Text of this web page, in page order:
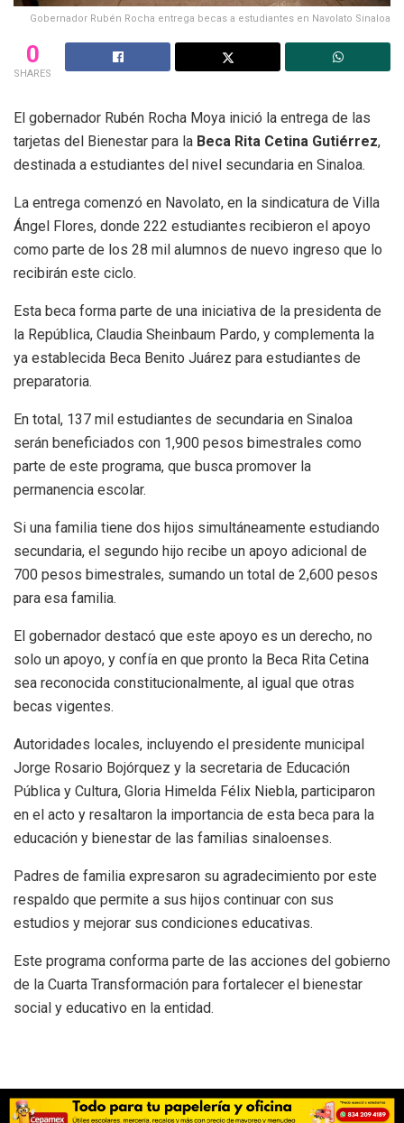
Gobernador Rubén Rocha entrega becas a estudiantes en Navolato Sinaloa
0
SHARES
El gobernador Rubén Rocha Moya inició la entrega de las
tarjetas del Bienestar para la Beca Rita Cetina Gutiérrez,
destinada a estudiantes del nivel secundaria en Sinaloa.
La entrega comenzó en Navolato, en la sindicatura de Villa
Ángel Flores, donde 222 estudiantes recibieron el apoyo
como parte de los 28 mil alumnos de nuevo ingreso que lo
recibirán este ciclo.
Esta beca forma parte de una iniciativa de la presidenta de
la República, Claudia Sheinbaum Pardo, y complementa la
ya establecida Beca Benito Juárez para estudiantes de
preparatoria.
En total, 137 mil estudiantes de secundaria en Sinaloa
serán beneficiados con 1,900 pesos bimestrales como
parte de este programa, que busca promover la
permanencia escolar.
Si una familia tiene dos hijos simultáneamente estudiando
secundaria, el segundo hijo recibe un apoyo adicional de
700 pesos bimestrales, sumando un total de 2,600 pesos
para esa familia.
El gobernador destacó que este apoyo es un derecho, no
solo un apoyo, y confía en que pronto la Beca Rita Cetina
sea reconocida constitucionalmente, al igual que otras
becas vigentes.
Autoridades locales, incluyendo el presidente municipal
Jorge Rosario Bojórquez y la secretaria de Educación
Pública y Cultura, Gloria Himelda Félix Niebla, participaron
en el acto y resaltaron la importancia de esta beca para la
educación y bienestar de las familias sinaloenses.
Padres de familia expresaron su agradecimiento por este
respaldo que permite a sus hijos continuar con sus
estudios y mejorar sus condiciones educativas.
Este programa conforma parte de las acciones del gobierno
de la Cuarta Transformación para fortalecer el bienestar
social y educativo en la entidad.